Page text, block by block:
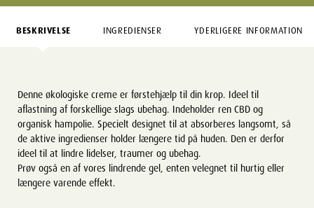
BESKRIVELSE INGREDIENSER YDERLIGERE INFORMATION
Denne økologiske creme er førstehjælp til din krop. Ideel til
aflastning af forskellige slags ubehag. Indeholder ren CBD og
organisk hampolie. Specielt designet til at absorberes langsomt, så
de aktive ingredienser holder længere tid på huden. Den er derfor
ideel til at lindre lidelser, traumer og ubehag.
Prøv også en af vores lindrende gel, enten velegnet til hurtig eller
længere varende effekt.